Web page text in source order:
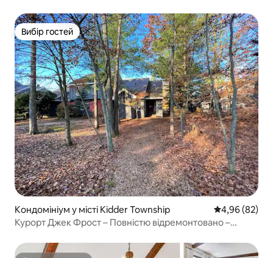
Вибір гостей
Вибір гостей
Кондомініум у місті Kidder Township Середня
4,96 (82)
Курорт Джек Фрост – Повністю відремонтовано –